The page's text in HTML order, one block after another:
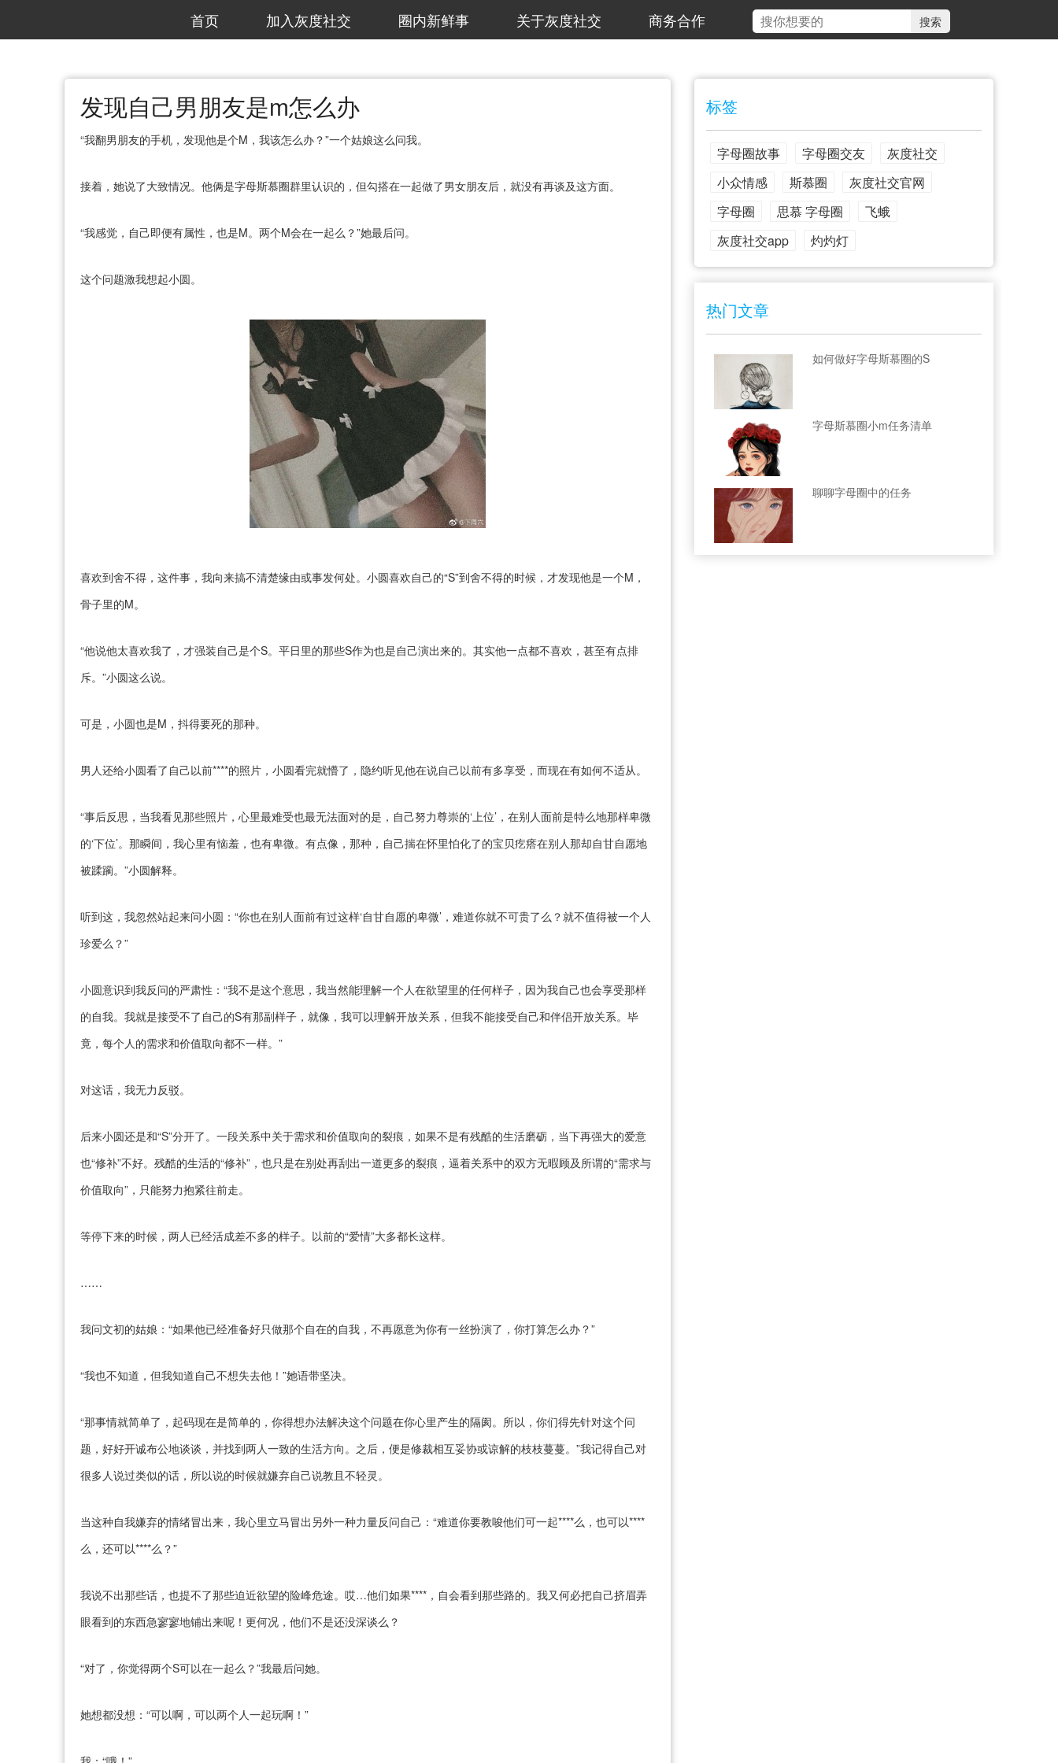
首页 加入灰度社交 圈内新鲜事 关于灰度社交 商务合作
发现自己男朋友是m怎么办
“我翻男朋友的手机，发现他是个M，我该怎么办？”一个姑娘这么问我。
接着，她说了大致情况。他俩是字母斯慕圈群里认识的，但勾搭在一起做了男女朋友后，就没有再谈及这方面。
“我感觉，自己即便有属性，也是M。两个M会在一起么？”她最后问。
这个问题激我想起小圆。
喜欢到舍不得，这件事，我向来搞不清楚缘由或事发何处。小圆喜欢自己的“S”到舍不得的时候，才发现他是一个M，
骨子里的M。
“他说他太喜欢我了，才强装自己是个S。平日里的那些S作为也是自己演出来的。其实他一点都不喜欢，甚至有点排
斥。”小圆这么说。
可是，小圆也是M，抖得要死的那种。
男人还给小圆看了自己以前****的照片，小圆看完就懵了，隐约听见他在说自己以前有多享受，而现在有如何不适从。
“事后反思，当我看见那些照片，心里最难受也最无法面对的是，自己努力尊崇的‘上位’，在别人面前是特么地那样卑微
的‘下位’。那瞬间，我心里有恼羞，也有卑微。有点像，那种，自己揣在怀里怕化了的宝贝疙瘩在别人那却自甘自愿地
被蹂躏。”小圆解释。
听到这，我忽然站起来问小圆：“你也在别人面前有过这样‘自甘自愿的卑微’，难道你就不可贵了么？就不值得被一个人
珍爱么？”
小圆意识到我反问的严肃性：“我不是这个意思，我当然能理解一个人在欲望里的任何样子，因为我自己也会享受那样
的自我。我就是接受不了自己的S有那副样子，就像，我可以理解开放关系，但我不能接受自己和伴侣开放关系。毕
竟，每个人的需求和价值取向都不一样。”
对这话，我无力反驳。
后来小圆还是和“S”分开了。一段关系中关于需求和价值取向的裂痕，如果不是有残酷的生活磨砺，当下再强大的爱意
也“修补”不好。残酷的生活的“修补”，也只是在别处再刮出一道更多的裂痕，逼着关系中的双方无暇顾及所谓的“需求与
价值取向”，只能努力抱紧往前走。
等停下来的时候，两人已经活成差不多的样子。以前的“爱情”大多都长这样。
……
我问文初的姑娘：“如果他已经准备好只做那个自在的自我，不再愿意为你有一丝扮演了，你打算怎么办？”
“我也不知道，但我知道自己不想失去他！”她语带坚决。
“那事情就简单了，起码现在是简单的，你得想办法解决这个问题在你心里产生的隔阂。所以，你们得先针对这个问
题，好好开诚布公地谈谈，并找到两人一致的生活方向。之后，便是修裁相互妥协或谅解的枝枝蔓蔓。”我记得自己对
很多人说过类似的话，所以说的时候就嫌弃自己说教且不轻灵。
当这种自我嫌弃的情绪冒出来，我心里立马冒出另外一种力量反问自己：“难道你要教唆他们可一起****么，也可以****
么，还可以****么？”
我说不出那些话，也提不了那些迫近欲望的险峰危途。哎…他们如果****，自会看到那些路的。我又何必把自己挤眉弄
眼看到的东西急寥寥地铺出来呢！更何况，他们不是还没深谈么？
“对了，你觉得两个S可以在一起么？”我最后问她。
她想都没想：“可以啊，可以两个人一起玩啊！”
标签
字母圈故事 字母圈交友
灰度社交
小众情感
斯慕圈
灰度社交官网
字母圈
思慕 字母圈
飞蛾
灰度社交app
灼灼灯
热门文章
如何做好字母斯慕圈的S
字母斯慕圈小m任务清单
聊聊字母圈中的任务